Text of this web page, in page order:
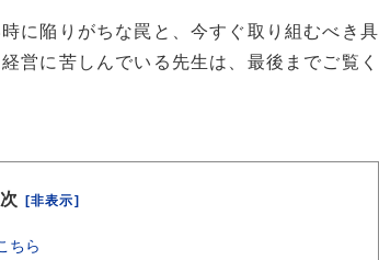
に陥りがちな罠と、今すぐ取り組むべき具
営に苦しんでいる先生は、最後までご覧く
[非表示]
ちら